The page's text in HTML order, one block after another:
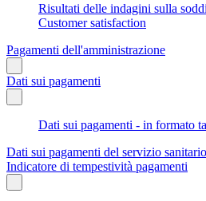
Risultati delle indagini sulla
Customer satisfaction
Pagamenti dell'amministrazione
Dati sui pagamenti
Dati sui pagamenti - in formato
Dati sui pagamenti del servizio
Indicatore di tempestività pagamenti